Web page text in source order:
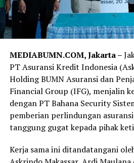
MEDIABUMN.COM, Jakarta –
PT Asuransi Kredit Indonesia
Holding BUMN Asuransi dan
Financial Group (IFG), menjalin
dengan PT Bahana Security
pemberian perlindungan
tanggung gugat kepada pihak
Kerja sama ini ditandatangani